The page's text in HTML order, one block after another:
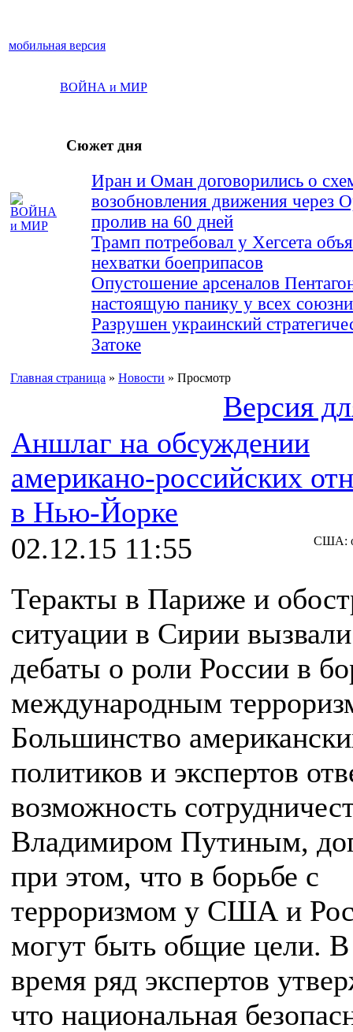
мобильная версия
ВОЙНА и МИР
Сюжет дня
Иран и Оман договорились о
возобновления движения через
пролив на 60 дней
Трамп потребовал у Хегсета
нехватки боеприпасов
Опустошение арсеналов
настоящую панику у всех
Разрушен украинский
Затоке
Главная страница » Новости » Просмотр
Версия
Аншлаг на обсуждении
американо-российских
в Нью-Йорке
02.12.15 11:55
США:
Теракты в Париже и
ситуации в Сирии
дебаты о роли России в
международным
Большинство
политиков и экспертов
возможность
Владимиром Путиным,
при этом, что в борьбе с
терроризмом у США и
могут быть общие цели.
время ряд экспертов
что национальная